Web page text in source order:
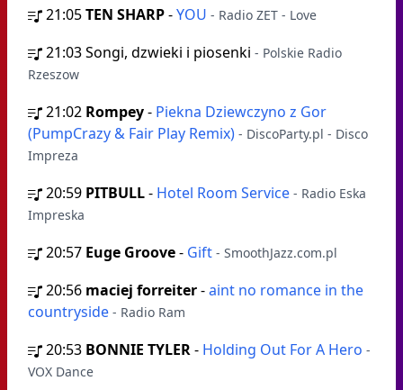
21:05TEN SHARP-YOU - Radio ZET - Love
21:03Songi, dzwieki i piosenki - Polskie Radio
Rzeszow
21:02 Rompey- Piekna Dziewczyno z Gor
(PumpCrazy & Fair Play Remix) - DiscoParty.pl - Disco
Impreza
20:59 PITBULL- Hotel Room Service - Radio Eska
Impreska
20:57 Euge Groove- Gift - SmoothJazz.com.pl
20:56 maciej forreiter-aint no romance in the
countryside - Radio Ram
20:53 BONNIE TYLER- Holding Out For A Hero -
VOX Dance